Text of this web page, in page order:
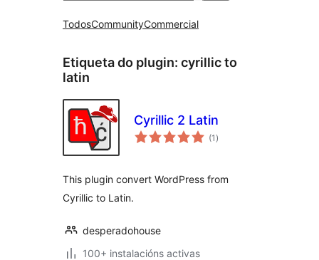
TodosCommunityCommercial
Etiqueta do plugin: cyrillic to
latin
Cyrillic 2 Latin
(1 valoracións
totais
)
This plugin convert WordPress from
Cyrillic to Latin.
desperadohouse
100+ instalacións activas